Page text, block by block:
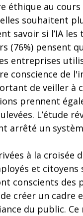
éthique au
souhaitent
savoir si l’IA
(76%) pensent
entreprises
conscience de
de veiller à
prennent
L’étude
arrêté un
à la croisée
et
conscients
créer un
du public. Ce